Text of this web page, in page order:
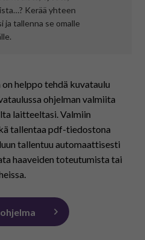
Kerää yhteen
ja tallenna se omalle
helppo tehdä kuvataulu
ohjelman valmiita
laitteeltasi. Valmiin
tallentaa pdf-tiedostona
tallentuu automaattisesti
haaveiden toteutumista tai